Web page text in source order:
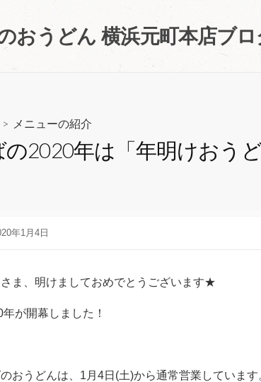
おうどん 横浜元町本店ブ
> メニューの紹介
の2020年は「年明けおう
年1月4日
ま、明けましておめでとうございます★
年が開幕しました！
おうどんは、1月4日(土)から通常営業しています